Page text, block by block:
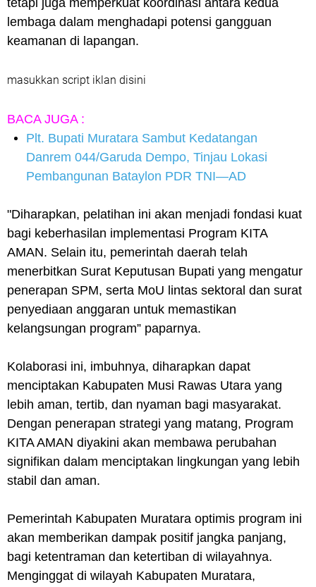
tetapi juga memperkuat koordinasi antara kedua
lembaga dalam menghadapi potensi gangguan
keamanan di lapangan.
masukkan script iklan disini
BACA JUGA :
Plt. Bupati Muratara Sambut Kedatangan
Danrem 044/Garuda Dempo, Tinjau Lokasi
Pembangunan Bataylon PDR TNI—AD
"Diharapkan, pelatihan ini akan menjadi fondasi kuat
bagi keberhasilan implementasi Program KITA
AMAN. Selain itu, pemerintah daerah telah
menerbitkan Surat Keputusan Bupati yang mengatur
penerapan SPM, serta MoU lintas sektoral dan surat
penyediaan anggaran untuk memastikan
kelangsungan program” paparnya.
Kolaborasi ini, imbuhnya, diharapkan dapat
menciptakan Kabupaten Musi Rawas Utara yang
lebih aman, tertib, dan nyaman bagi masyarakat.
Dengan penerapan strategi yang matang, Program
KITA AMAN diyakini akan membawa perubahan
signifikan dalam menciptakan lingkungan yang lebih
stabil dan aman.
Pemerintah Kabupaten Muratara optimis program ini
akan memberikan dampak positif jangka panjang,
bagi ketentraman dan ketertiban di wilayahnya.
Menginggat di wilayah Kabupaten Muratara,